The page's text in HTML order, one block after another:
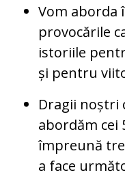
Vom aborda
provocările
istoriile
și pentru
Dragii noștri
abordăm cei
împreună
a face